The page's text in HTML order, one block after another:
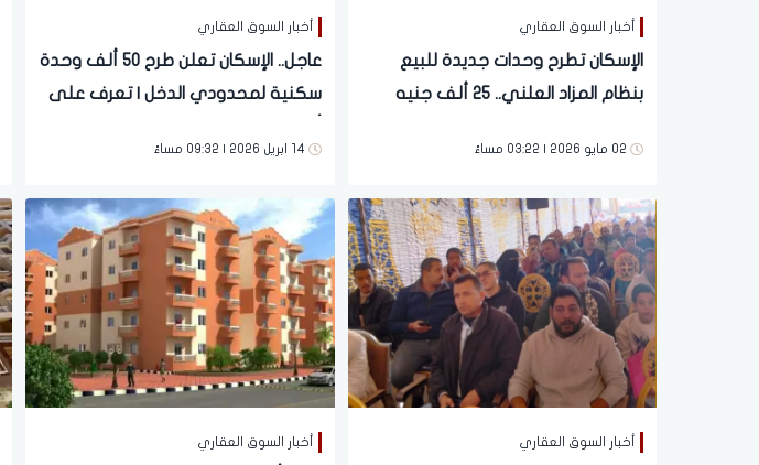
أخبار السوق العقاري
الإسكان تطرح وحدات جديدة للبيع
بنظام المزاد العلني.. 25 ألف جنيه
02 مايو 2026 | 03:22 مساءً
أخبار السوق العقاري
عاجل.. الإسكان تعلن طرح 50 ألف وحدة
سكنية لمحدودي الدخل | تعرف على
14 ابريل 2026 | 09:32 مساءً
أخبار السوق العقاري أخبار السوق العقاري